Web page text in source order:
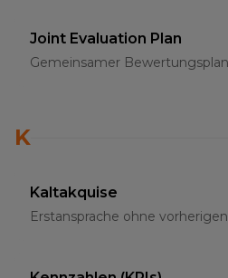
Joint Evaluation Plan
Gemeinsamer
K
Kaltakquise
Erstansprache ohne